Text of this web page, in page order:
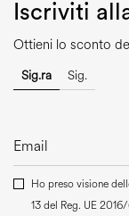
Iscriviti
Ottieni lo sconto
Sig.ra Sig.
Ho preso visione
13 del Reg. UE